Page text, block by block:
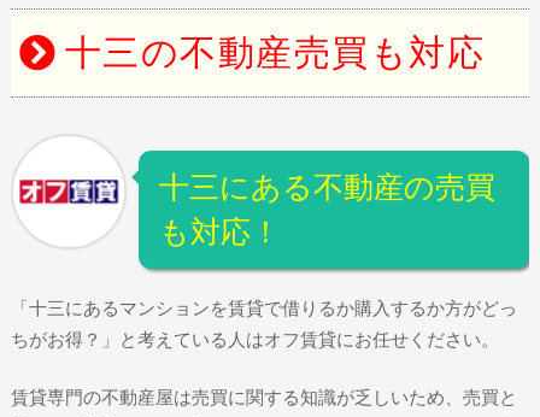
十三の不動産売買も対応
十三にある不動産の売買
も対応！
「十三にあるマンションを賃貸で借りるか購入するか方がどっ
ちがお得？」と考えている人はオフ賃貸にお任せください。
賃貸専門の不動産屋は売買に関する知識が乏しいため、売買と